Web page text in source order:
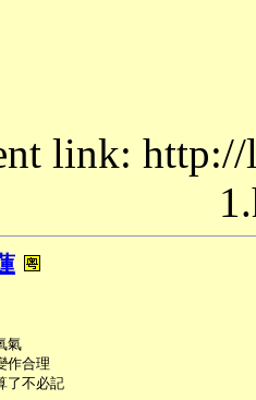
link:
氣
作合理
了不必記